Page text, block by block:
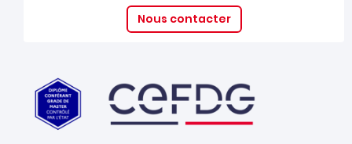
Nous contacter